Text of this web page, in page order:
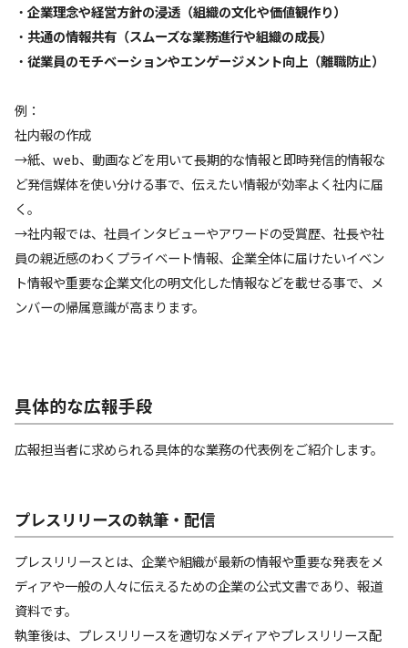
・ 企業理念や経営方針の浸透（組織の文化や価値観作り）
・ 共通の情報共有（スムーズな業務進行や組織の成長）
・ 従業員のモチベーションやエンゲージメント向上（離職防止）
例：
社内報の作成
→紙、web、動画などを用いて長期的な情報と即時発信的情報な
ど発信媒体を使い分ける事で、伝えたい情報が効率よく社内に届
く。
→社内報では、社員インタビューやアワードの受賞歴、社長や社
員の親近感のわくプライベート情報、企業全体に届けたいイベン
ト情報や重要な企業文化の明文化した情報などを載せる事で、メ
ンバーの帰属意識が高まります。
具体的な広報手段
広報担当者に求められる具体的な業務の代表例をご紹介します。
プレスリリースの執筆・配信
プレスリリースとは、企業や組織が最新の情報や重要な発表をメ
ディアや一般の人々に伝えるための企業の公式文書であり、報道
資料です。
執筆後は、プレスリリースを適切なメディアやプレスリリース配